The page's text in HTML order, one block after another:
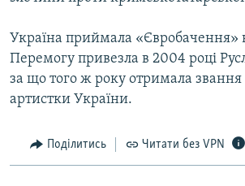
Україна приймала «Євробачення»
Перемогу привезла в 2004 році
за що того ж року отримала звання
артистки України.
Поділитись Читати без VPN